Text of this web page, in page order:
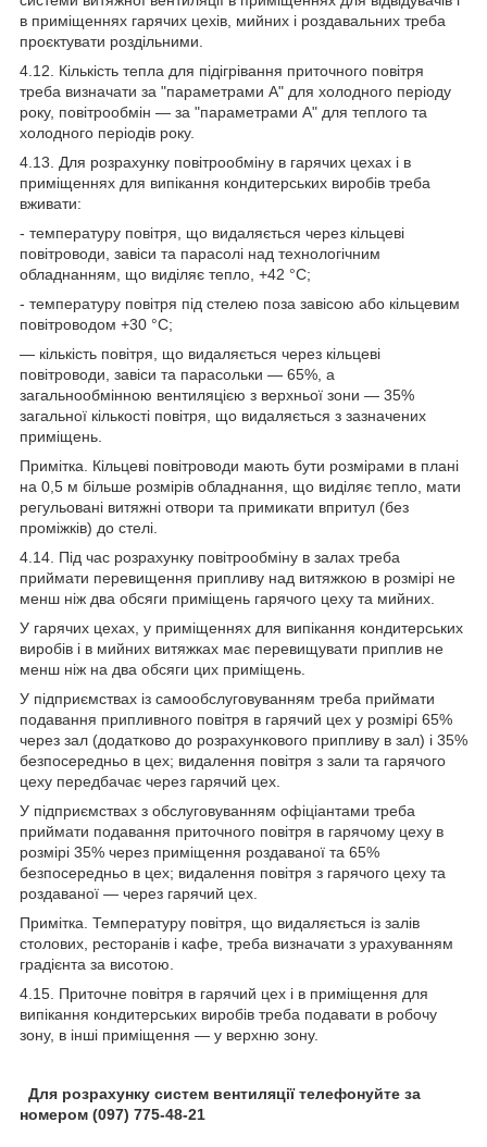
в приміщеннях гарячих цехів, мийних і роздавальних треба
проєктувати роздільними.
4.12. Кількість тепла для підігрівання приточного повітря
треба визначати за "параметрами А" для холодного періоду
року, повітрообмін — за "параметрами А" для теплого та
холодного періодів року.
4.13. Для розрахунку повітрообміну в гарячих цехах і в
приміщеннях для випікання кондитерських виробів треба
вживати:
- температуру повітря, що видаляється через кільцеві
повітроводи, завіси та парасолі над технологічним
обладнанням, що виділяє тепло, +42 °C;
- температуру повітря під стелею поза завісою або кільцевим
повітроводом +30 °C;
— кількість повітря, що видаляється через кільцеві
повітроводи, завіси та парасольки — 65%, а
загальнообмінною вентиляцією з верхньої зони — 35%
загальної кількості повітря, що видаляється з зазначених
приміщень.
Примітка. Кільцеві повітроводи мають бути розмірами в плані
на 0,5 м більше розмірів обладнання, що виділяє тепло, мати
регульовані витяжні отвори та примикати впритул (без
проміжків) до стелі.
4.14. Під час розрахунку повітрообміну в залах треба
приймати перевищення припливу над витяжкою в розмірі не
менш ніж два обсяги приміщень гарячого цеху та мийних.
У гарячих цехах, у приміщеннях для випікання кондитерських
виробів і в мийних витяжках має перевищувати приплив не
менш ніж на два обсяги цих приміщень.
У підприємствах із самообслуговуванням треба приймати
подавання припливного повітря в гарячий цех у розмірі 65%
через зал (додатково до розрахункового припливу в зал) і 35%
безпосередньо в цех; видалення повітря з зали та гарячого
цеху передбачає через гарячий цех.
У підприємствах з обслуговуванням офіціантами треба
приймати подавання приточного повітря в гарячому цеху в
розмірі 35% через приміщення роздаваної та 65%
безпосередньо в цех; видалення повітря з гарячого цеху та
роздаваної — через гарячий цех.
Примітка. Температуру повітря, що видаляється із залів
столових, ресторанів і кафе, треба визначати з урахуванням
градієнта за висотою.
4.15. Приточне повітря в гарячий цех і в приміщення для
випікання кондитерських виробів треба подавати в робочу
зону, в інші приміщення — у верхню зону.
Для розрахунку систем вентиляції телефонуйте за
номером (097) 775-48-21